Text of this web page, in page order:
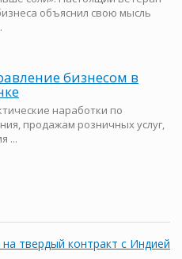
объяснил свою мысль
бизнесом в
наработки по
продажам розничных услуг,
...
твердый контракт с Индией